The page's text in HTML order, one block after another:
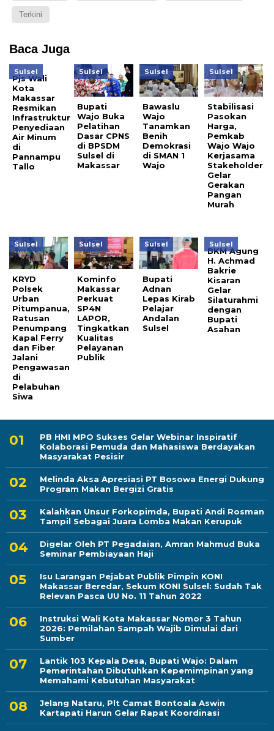
Terkini
Baca Juga
Sulsel
Pjs Wali
Kota
Makassar
Resmikan
Infrastruktur
Penyediaan
Air Minum
di
Pannampu
Tallo
Sulsel
Bupati
Wajo Buka
Pelatihan
Dasar CPNS
di BPSDM
Sulsel di
Makassar
Sulsel
Bawaslu
Wajo
Tanamkan
Benih
Demokrasi
di SMAN 1
Wajo
Sulsel
Stabilisasi
Pasokan
Harga,
Pemkab
Wajo Wajo
Kerjasama
Stakeholder
Gelar
Gerakan
Pangan
Murah
Sulsel
KRYD
Polsek
Urban
Pitumpanua,
Ratusan
Penumpang
Kapal Ferry
dan Fiber
Jalani
Pengawasan
di
Pelabuhan
Siwa
Sulsel
Kominfo
Makassar
Perkuat
SP4N
LAPOR,
Tingkatkan
Kualitas
Pelayanan
Publik
Sulsel
Bupati
Adnan
Lepas Kirab
Pelajar
Andalan
Sulsel
Sulsel
BKM Agung
H. Achmad
Bakrie
Kisaran
Gelar
Silaturahmi
dengan
Bupati
Asahan
PB HMI MPO Sukses Gelar Webinar Inspiratif
Kolaborasi Pemuda dan Mahasiswa Berdayakan
Masyarakat Pesisir
Melinda Aksa Apresiasi PT Bosowa Energi Dukung
Program Makan Bergizi Gratis
Kalahkan Unsur Forkopimda, Bupati Andi Rosman
Tampil Sebagai Juara Lomba Makan Kerupuk
Digelar Oleh PT Pegadaian, Amran Mahmud Buka
Seminar Pembiayaan Haji
Isu Larangan Pejabat Publik Pimpin KONI
Makassar Beredar, Sekum KONI Sulsel: Sudah Tak
Relevan Pasca UU No. 11 Tahun 2022
Instruksi Wali Kota Makassar Nomor 3 Tahun
2026: Pemilahan Sampah Wajib Dimulai dari
Sumber
Lantik 103 Kepala Desa, Bupati Wajo: Dalam
Pemerintahan Dibutuhkan Kepemimpinan yang
Memahami Kebutuhan Masyarakat
Jelang Nataru, Plt Camat Bontoala Aswin
Kartapati Harun Gelar Rapat Koordinasi